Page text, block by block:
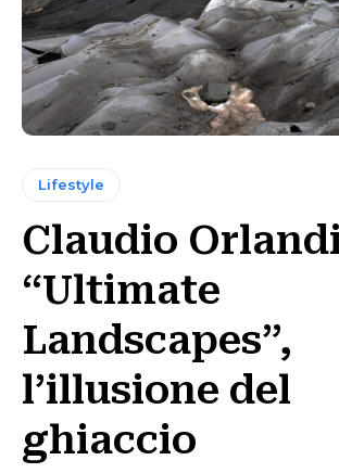
Lifestyle
Claudio
“Ultimate
Landscapes”,
l’illusione del
ghiaccio